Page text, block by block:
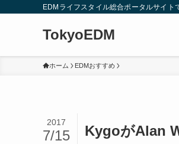
EDMライフスタイル総合ポータルサイト
TokyoEDM
ホーム EDMおすすめ
KygoがAlan
2017
7/15